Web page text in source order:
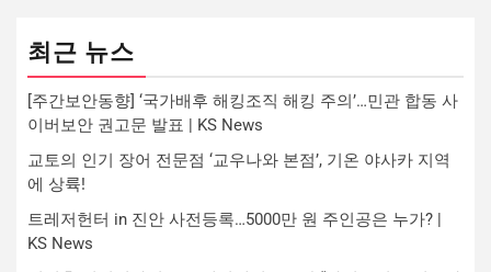
최근 뉴스
[주간보안동향] ‘국가배후 해킹조직 해킹 주의’…민관 합동 사
이버보안 권고문 발표 | KS News
교토의 인기 장어 전문점 ‘교우나와 본점’, 기온 야사카 지역
에 상륙!
트레저헌터 in 진안 사전등록…5000만 원 주인공은 누가? |
KS News